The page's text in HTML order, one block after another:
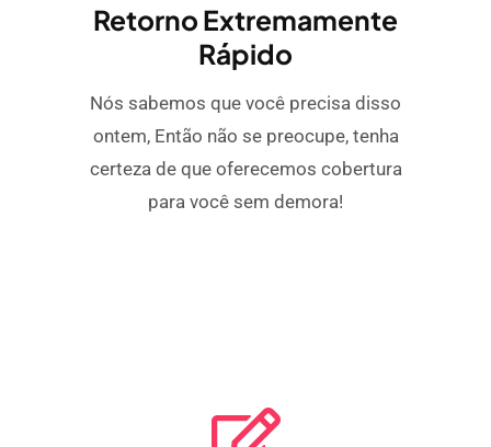
Retorno Extremamente
Rápido
Nós sabemos que você precisa disso
ontem, Então não se preocupe, tenha
certeza de que oferecemos cobertura
para você sem demora!